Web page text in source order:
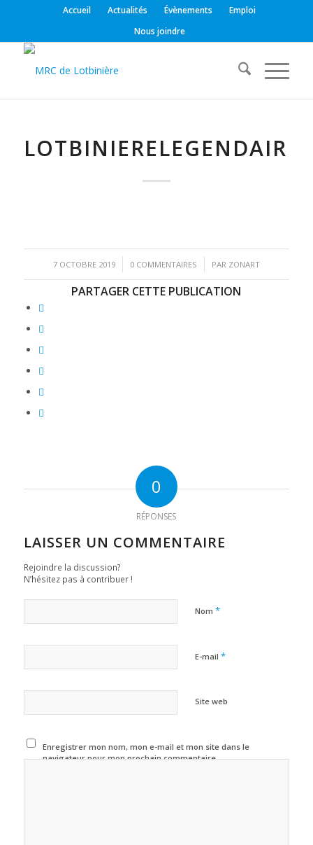
Accueil Actualités Évènements
Emploi
Nous joindre
7 OCTOBRE 2019
/ 0 COMMENTAIRES
/ PAR ZONART
PARTAGER CETTE PUBLICATION
0
RÉPONSES
LAISSER UN COMMENTAIRE
Rejoindre la discussion?
N’hésitez pas à contribuer !
Nom *
E-mail *
Site web
Enregistrer mon nom, mon e-mail et mon site dans le
navigateur pour mon prochain commentaire.